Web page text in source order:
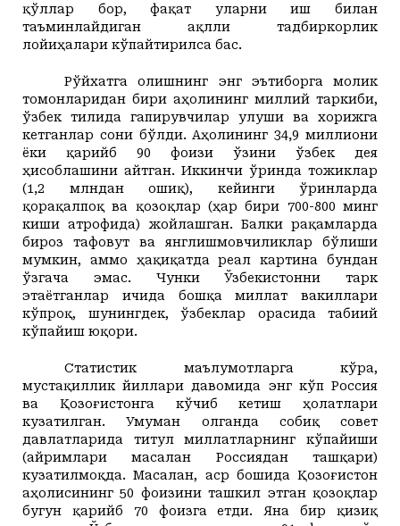
қўллар бор, фақат уларни иш билан
таъминлайдиган ақлли тадбиркорлик
лойиҳалари кўпайтирилса бас.
Рўйхатга олишнинг энг эътиборга молик
томонларидан бири аҳолининг миллий таркиби,
ўзбек тилида гапирувчилар улуши ва хорижга
кетганлар сони бўлди. Аҳолининг 34,9 миллиони
ёки қарийб 90 фоизи ўзини ўзбек дея
ҳисоблашини айтган. Иккинчи ўринда тожиклар
(1,2 млндан ошиқ), кейинги ўринларда
қорақалпоқ ва қозоқлар (ҳар бири 700-800 минг
киши атрофида) жойлашган. Балки рақамларда
бироз тафовут ва янглишмовчиликлар бўлиши
мумкин, аммо ҳақиқатда реал картина бундан
ўзгача эмас. Чунки Ўзбекистонни тарк
этаётганлар ичида бошқа миллат вакиллари
кўпроқ, шунингдек, ўзбеклар орасида табиий
кўпайиш юқори.
Статистик маълумотларга кўра,
мустақиллик йиллари давомида энг кўп Россия
ва Қозоғистонга кўчиб кетиш ҳолатлари
кузатилган. Умуман олганда собиқ совет
давлатларида титул миллатларнинг кўпайиши
(айримлари масалан Россиядан ташқари)
кузатилмоқда. Масалан, аср бошида Қозоғистон
аҳолисининг 50 фоизини ташкил этган қозоқлар
бугун қарийб 70 фоизга етди. Яна бир қизиқ